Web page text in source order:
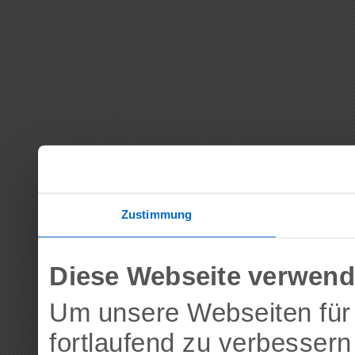
Zustimmung
Diese Webseite
Um unsere Webseiten
fortlaufend zu